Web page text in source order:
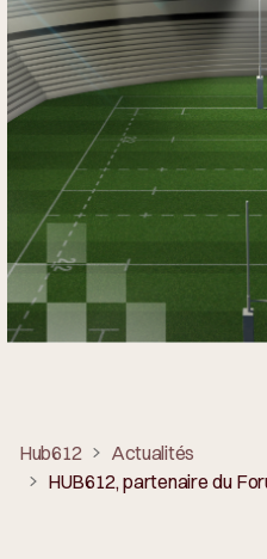
Hub612
Actualités
HUB612, partenaire du